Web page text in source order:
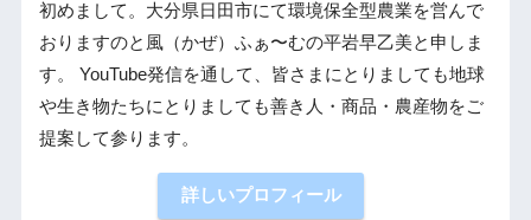
初めまして。大分県日田市にて環境保全型農業を営んで
おりますのと風（かぜ）ふぁ〜むの平岩早乙美と申しま
す。 YouTube発信を通して、皆さまにとりましても地球
や生き物たちにとりましても善き人・商品・農産物をご
提案して参ります。
詳しいプロフィール